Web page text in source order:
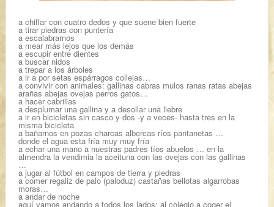
a chiflar con cuatro dedos y que suene bien fuerte
a tirar piedras con puntería
a escalabrarnos
a mear más lejos que los demás
a escupir entre dientes
a buscar nidos
a trepar a los árboles
a ir a por setas espárragos collejas…
a convivir con animales: gallinas cabras mulos ranas ratas abejas
arañas abejas ovejas perros gatos…
a hacer cabrillas
a desplumar una gallina y a desollar una liebre
a ir en bicicletas sin casco y dos -y a veces- hasta tres en la
misma bicicleta
a bañarnos en pozas charcas albercas ríos pantanetas …
donde el agua esta fría muy muy fría
a echar una mano a nuestras padres tíos abuelos … en la
almendra la vendimia la aceituna con las ovejas con las gallinas
…
a jugar al fútbol en campos de tierra y piedras
a comer regaliz de palo (paloduz) castañas bellotas algarrobas
moras…
a andar de noche
aquí vamos andando a todos los lados: al colegio a coger el